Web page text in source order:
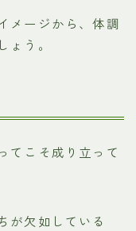
メージから、体調
う。
てこそ成り立って
が欠如している